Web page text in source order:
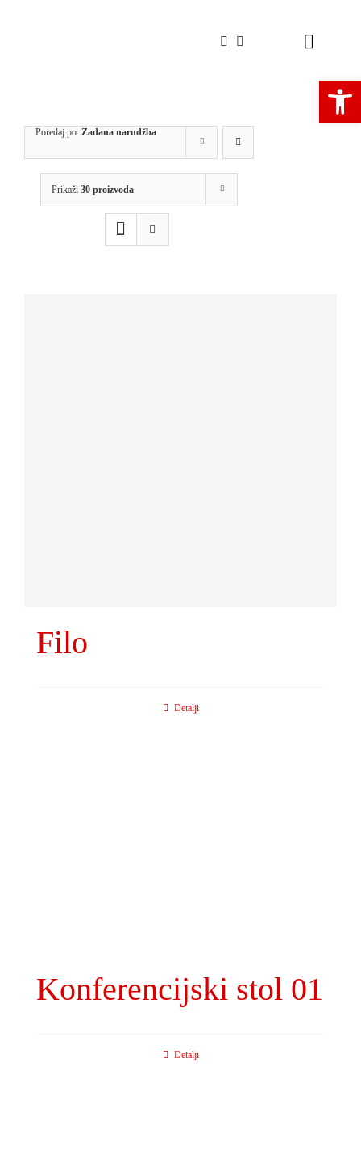
Toggle
Poredaj po: Zadana narudžba
Prikaži 30 proizvoda
Filo
Detalji
Konferencijski stol 01
Detalji